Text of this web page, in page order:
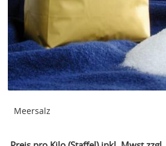
Meersalz